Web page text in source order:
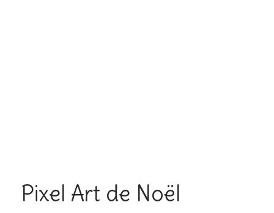
Pixel Art de Noël